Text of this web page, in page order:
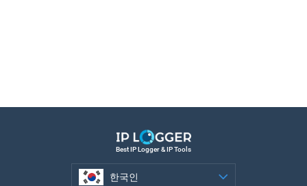
Best IP Logger & IP Tools
한국인